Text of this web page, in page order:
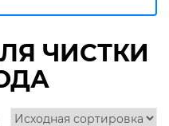
ЧИСТКИ